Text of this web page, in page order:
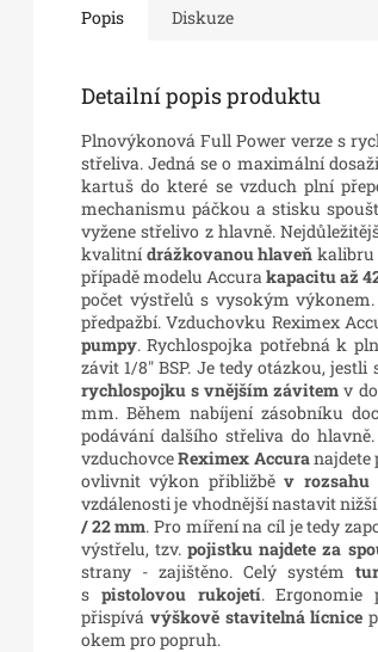
Popis Diskuze
Detailní popis produktu
Plnovýkonová Full Power verze s
střeliva. Jedná se o maximální
kartuš do které se vzduch plní
mechanismu páčkou a stisku
vyžene střelivo z hlavně.
kvalitní drážkovanou hlaveň kalibru
případě modelu Accura kapacitu až
počet výstřelů s vysokým
předpažbí. Vzduchovku Reximex
pumpy. Rychlospojka potřebná k
závit 1/8" BSP. Je tedy otázkou,
rychlospojku s vnějším závitem v
mm. Během nabíjení zásobníku
podávání dalšího střeliva do
vzduchovceReximex Accuranajdete
ovlivnit výkon přibližbě v rozsahu
vzdálenosti je vhodnější nastavit
/ 22 mm. Pro míření na cíl je tedy
výstřelu, tzv. pojistku najdete za
strany - zajištěno. Celý systém
s pistolovou rukojetí. Ergonomie
přispívá výškově stavitelná lícnice
okem pro popruh.